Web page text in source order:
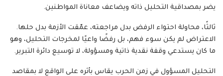
يضر بمصداقية التحليل ذاته ويضاعف معاناة المواطنين.
ثالثًا، محاولة احتواء الرفض بدل مراجعته، عمّقت الأزمة بدل حلها.
الاعتراض لم يكن سوء فهم، بل رفضًا واعيًا لمخرجات التحليل، وهو
ما كان يستدعي وقفة نقدية ذاتية ومسؤولة، لا توسيع دائرة التبرير.
التحليل المسؤول في زمن الحرب يقاس بأثره على الواقع لا بمقاصد